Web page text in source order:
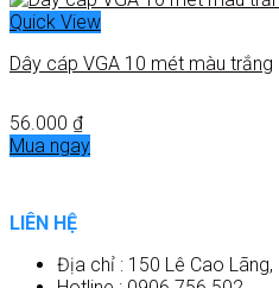
Quick View
Dây cáp VGA 10 mét màu trắng
56.000 ₫
Mua ngay
LIÊN HỆ
Địa chỉ : 150 Lê Cao Lãng,